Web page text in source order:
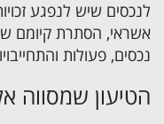
לנכסים שיש לנפגע
אשראי, הסתרת קיומם
נכסים, פעולות
הטיעון שמסווה